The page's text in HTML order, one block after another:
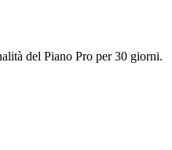
del Piano Pro per 30 giorni.